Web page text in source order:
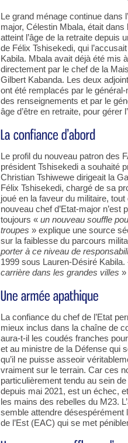
Le grand ménage continue dans
major, Célestin Mbala, était
atteint l’âge de la retraite depuis
de Félix Tshisekedi, qui
Kabila. Mbala avait déjà été mis
directement par le chef de la
Gilbert Kabanda. Les deux
ont été remplacés par le
des renseignements et par le
âge d’être en retraite, pour gérer
Le profil du nouveau patron des
président Tshisekedi a souhaité
Christian Tshiwewe dirigeait la
Félix Tshisekedi, chargé de sa
joué en la faveur du militaire,
nouveau chef d’Etat-major
toujours « un nouveau souffle
troupes » explique une source
sur la faiblesse du parcours
porter à ce niveau de
1999 sous Lauren-Désiré Kabila.
carrière dans les grandes villes »
La confiance du chef de l’Etat
mieux inclus dans la chaîne de
aura-t-il les coudés franches
et au ministre de la Défense qui
qu’il ne puisse asseoir
vraiment sur le terrain. Car ces
particulièrement tendu au sein
depuis mai 2021, est un échec,
les mains des rebelles du M23.
semble attendre désespérément
de l’Est (EAC) qui se met